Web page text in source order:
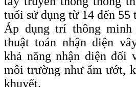
tuổi sử dụng từ 14 đến 55
Áp dụng trí thông
thuật toán nhận diện
khả năng nhận diện đối
môi trường như ẩm ướt,
khuyết.